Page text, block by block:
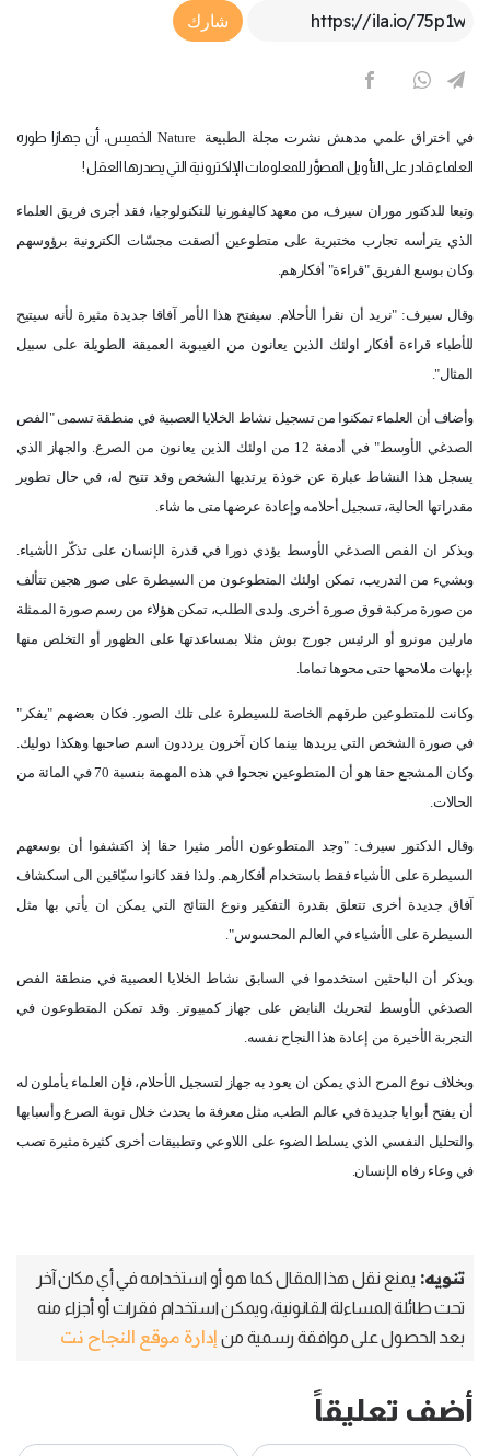
Article Link
شارك
في اختراق علمي مدهش نشرت مجلة الطبيعة Nature الخميس، أن جهازا طوره
العلماء قادر على التأويل المصوَّر للمعلومات الإلكترونية التي يصدرها العقل !
وتبعا للدكتور موران سيرف، من معهد كاليفورنيا للتكنولوجيا، فقد أجرى فريق العلماء
الذي يترأسه تجارب مختبرية على متطوعين ألصقت مجسّات الكترونية برؤوسهم
وكان بوسع الفريق "قراءة" أفكارهم.
وقال سيرف: "نريد أن نقرأ الأحلام. سيفتح هذا الأمر آفاقا جديدة مثيرة لأنه سيتيح
للأطباء قراءة أفكار اولئك الذين يعانون من الغيبوبة العميقة الطويلة على سبيل
المثال".
وأضاف أن العلماء تمكنوا من تسجيل نشاط الخلايا العصبية في منطقة تسمى "الفص
الصدغي الأوسط" في أدمغة 12 من اولئك الذين يعانون من الصرع. والجهاز الذي
يسجل هذا النشاط عبارة عن خوذة يرتديها الشخص وقد تتيح له، في حال تطوير
مقدراتها الحالية، تسجيل أحلامه وإعادة عرضها متى ما شاء.
ويذكر ان الفص الصدغي الأوسط يؤدي دورا في قدرة الإنسان على تذكّر الأشياء.
وبشيء من التدريب، تمكن اولئك المتطوعون من السيطرة على صور هجين تتألف
من صورة مركبة فوق صورة أخرى. ولدى الطلب، تمكن هؤلاء من رسم صورة الممثلة
مارلين مونرو أو الرئيس جورج بوش مثلا بمساعدتها على الظهور أو التخلص منها
بإبهات ملامحها حتى محوها تماما.
وكانت للمتطوعين طرقهم الخاصة للسيطرة على تلك الصور. فكان بعضهم "يفكر"
في صورة الشخص التي يريدها بينما كان آخرون يرددون اسم صاحبها وهكذا دوليك.
وكان المشجع حقا هو أن المتطوعين نجحوا في هذه المهمة بنسبة 70 في المائة من
الحالات.
وقال الدكتور سيرف: "وجد المتطوعون الأمر مثيرا حقا إذ اكتشفوا أن بوسعهم
السيطرة على الأشياء فقط باستخدام أفكارهم. ولذا فقد كانوا سبّاقين الى اسكشاف
آفاق جديدة أخرى تتعلق بقدرة التفكير ونوع النتائج التي يمكن ان يأتي بها مثل
السيطرة على الأشياء في العالم المحسوس".
ويذكر أن الباحثين استخدموا في السابق نشاط الخلايا العصبية في منطقة الفص
الصدغي الأوسط لتحريك النابض على جهاز كمبيوتر. وقد تمكن المتطوعون في
التجربة الأخيرة من إعادة هذا النجاح نفسه.
وبخلاف نوع المرح الذي يمكن ان يعود به جهاز لتسجيل الأحلام، فإن العلماء يأملون له
أن يفتح أبوايا جديدة في عالم الطب، مثل معرفة ما يحدث خلال نوبة الصرع وأسبابها
والتحليل النفسي الذي يسلط الضوء على اللاوعي وتطبيقات أخرى كثيرة مثيرة تصب
في وعاء رفاه الإنسان.
تنويه: يمنع نقل هذا المقال كما هو أو استخدامه في أي مكان آخر
تحت طائلة المساءلة القانونية، ويمكن استخدام فقرات أو أجزاء منه
بعد الحصول على موافقة رسمية من إدارة موقع النجاح نت
أضف تعليقاً